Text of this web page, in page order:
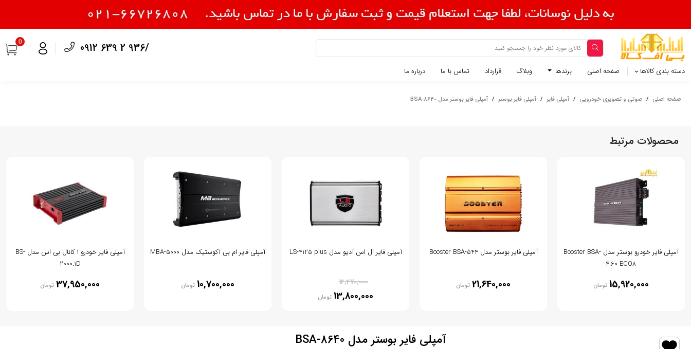
0912 639 2 936/
0
دسته بندی کالاها صفحه اصلی برندها وبلاگ قرارداد تماس با ما درباره ما
صفحه اصلی / صوتی و تصویری خودرویی / آمپلی فایر / آمپلی فایر بوستر / آمپلی فایر بوستر مدل BSA-8640
محصولات مرتبط
آمپلی فایر خودرو بوستر مدل Booster BSA-
4.60 ECO8
15,920,000 تومان
آمپلی فایر بوستر مدل Booster BSA-544
21,640,000 تومان
آمپلی فایر ال اس آدیو مدل LS-4125 plus
14,470,000
13,800,000 تومان
آمپلی فایر ام بی آکوستیک مدل MBA-5000
10,700,000 تومان
آمپلی فایر خودرو 1 کانال بی اس مدل BS-
2000.1D
37,950,000 تومان
آمپلی فایر بوستر مدل BSA-8640